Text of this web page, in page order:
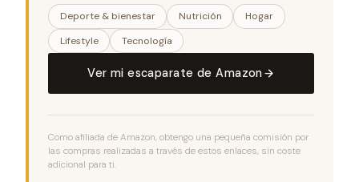
Deporte & bienestar Nutrición
Hogar
Lifestyle
Tecnología
Ver mi escaparate de Amazon
Como afiliada de Amazon, obtengo una pequeña comisión por
las compras realizadas a través de estos enlaces, sin coste
adicional para ti.